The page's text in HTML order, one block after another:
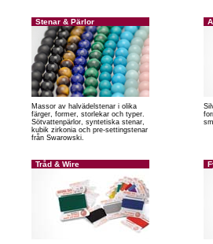
Stenar & Pärlor
Massor av halvädelstenar i olika
färger, former, storlekar och typer.
Sötvattenpärlor, syntetiska stenar,
kubik zirkonia och pre-settingstenar
från Swarowski.
Tråd & Wire